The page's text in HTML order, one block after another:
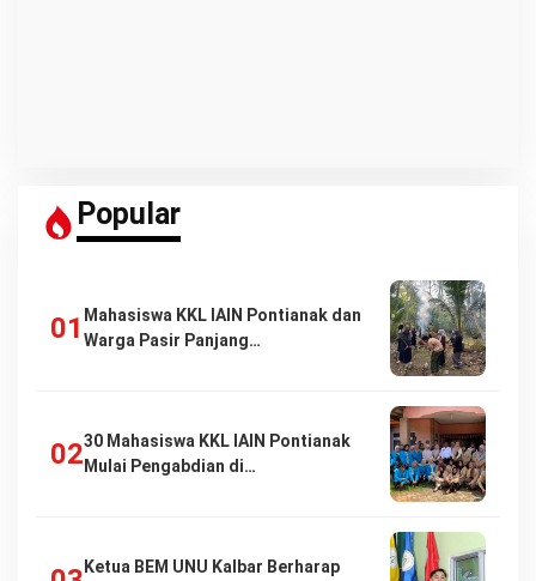
Popular
Mahasiswa KKL IAIN Pontianak dan
Warga Pasir Panjang…
30 Mahasiswa KKL IAIN Pontianak
Mulai Pengabdian di…
Ketua BEM UNU Kalbar Berharap